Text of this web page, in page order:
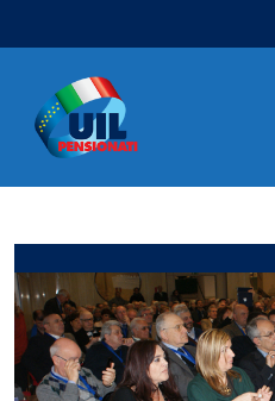
Navigazione principale